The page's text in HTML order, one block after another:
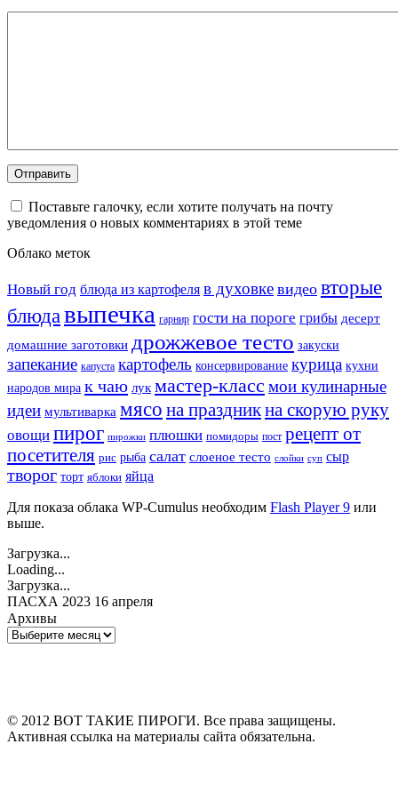
Поставьте галочку, если хотите получать на почту
уведомления о новых комментариях в этой теме
Облако меток
Новый год блюда из картофеля в духовке видео вторые
блюдавыпечка гарнир гости на пороге грибы десерт
домашние заготовки дрожжевое тесто закуски
запекание капуста картофель консервирование курица кухни
народов мира к чаю лук мастер-класс мои кулинарные
идеи мультиварка мясо на праздникна скорую руку
овощи пирог пирожки плюшки помидоры пост рецепт от
посетителя рис рыба салат слоеное тесто слойки суп сыр
творог торт яблоки яйца
Для показа облака WP-Cumulus необходим Flash Player 9 или
выше.
Загрузка...
Loading...
Загрузка...
ПАСХА 2023 16 апреля
Архивы
Архивы
© 2012 ВОТ ТАКИЕ ПИРОГИ. Все права защищены.
Активная ссылка на материалы сайта обязательна.